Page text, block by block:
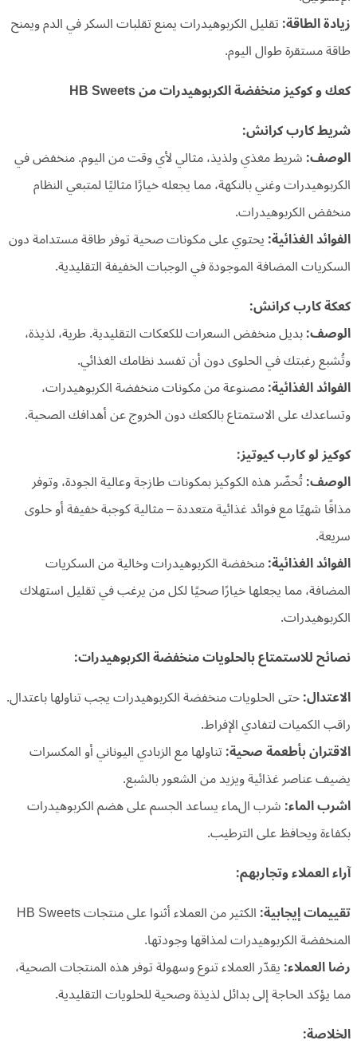
زيادة الطاقة:تقليل الكربوهيدرات يمنع تقلبات السكر في الدم ويمنح
طاقة مستقرة طوال اليوم.
كعك و كوكيز منخفضة الكربوهيدرات من HB Sweets
شريط كارب كرانش:
الوصف:شريط مغذي ولذيذ، مثالي لأي وقت من اليوم. منخفض في
الكربوهيدرات وغني بالنكهة، مما يجعله خيارًا مثاليًا لمتبعي النظام
منخفض الكربوهيدرات.
الفوائد الغذائية:يحتوي على مكونات صحية توفر طاقة مستدامة دون
السكريات المضافة الموجودة في الوجبات الخفيفة التقليدية.
كعكة كارب كرانش:
الوصف:بديل منخفض السعرات للكعكات التقليدية. طرية، لذيذة،
وتُشبع رغبتك في الحلوى دون أن تفسد نظامك الغذائي.
الفوائد الغذائية:مصنوعة من مكونات منخفضة الكربوهيدرات،
وتساعدك على الاستمتاع بالكعك دون الخروج عن أهدافك الصحية.
كوكيز لو كارب كيوتيز:
الوصف:تُحضّر هذه الكوكيز بمكونات طازجة وعالية الجودة، وتوفر
مذاقًا شهيًا مع فوائد غذائية متعددة – مثالية كوجبة خفيفة أو حلوى
سريعة.
الفوائد الغذائية:منخفضة الكربوهيدرات وخالية من السكريات
المضافة، مما يجعلها خيارًا صحيًا لكل من يرغب في تقليل استهلاك
الكربوهيدرات.
نصائح للاستمتاع بالحلويات منخفضة الكربوهيدرات:
الاعتدال:حتى الحلويات منخفضة الكربوهيدرات يجب تناولها باعتدال.
راقب الكميات لتفادي الإفراط.
الاقتران بأطعمة صحية:تناولها مع الزبادي اليوناني أو المكسرات
يضيف عناصر غذائية ويزيد من الشعور بالشبع.
اشرب الماء:شرب الماء يساعد الجسم على هضم الكربوهيدرات
بكفاءة ويحافظ على الترطيب.
آراء العملاء وتجاربهم:
تقييمات إيجابية:
الكثير من العملاء أثنوا على منتجات HB Sweets
المنخفضة الكربوهيدرات لمذاقها وجودتها.
رضا العملاء:يقدّر العملاء تنوع وسهولة توفر هذه المنتجات الصحية،
مما يؤكد الحاجة إلى بدائل لذيذة وصحية للحلويات التقليدية.
الخلاصة: